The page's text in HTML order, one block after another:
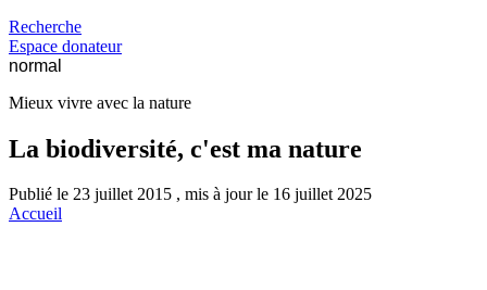
Recherche
Espace donateur
normal
Mieux vivre avec la nature
La biodiversité, c'est ma nature
Publié le 23 juillet 2015 , mis à jour le 16 juillet 2025
Accueil